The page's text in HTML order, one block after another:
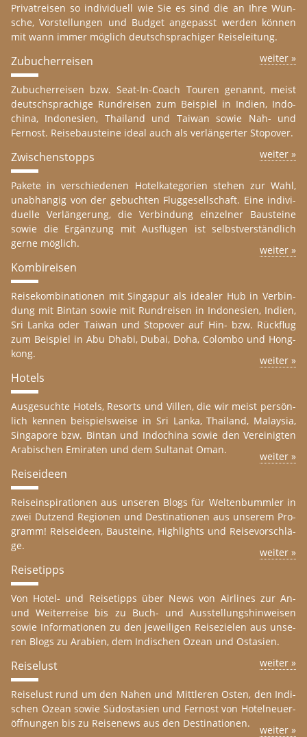
Pri­va­t­reis­en so in­di­vi­du­ell wie Sie es sind die an Ihre Wün­
sche, Vor­stel­lun­gen und Bud­get an­ge­passt wer­den kön­nen
mit wann immer mög­lich deutsch­spra­chi­ger Reisel­ei­t­ung.
wei­ter »
Zu­bu­cher­reis­en
Zu­bu­cher­reis­en bzw. Seat-In-Coach Tou­ren ge­nannt, meist
deutsch­spra­chi­ge Run­dreis­en zum Bei­spiel in In­di­en, In­do­
chi­na, In­do­ne­si­en, Thai­land und Tai­wan sowie Nah- und
Fernost. Reise­bau­s­tei­ne ideal auch als ver­län­ger­ter Sto­po­ver.
wei­ter »
Zwi­schen­stopps
Pa­ke­te in ver­schie­de­nen Ho­tel­ka­te­go­ri­en ste­hen zur Wahl,
un­ab­hän­gig von der ge­buch­ten Flug­gesell­schaft. Eine in­di­vi­
du­el­le Ver­län­ge­r­ung, die Ver­bin­dung ein­zel­ner Bau­s­tei­ne
sowie die Er­gänzung mit Aus­flü­gen ist selbst­ver­st­änd­lich
gerne mög­lich.
wei­ter »
Kom­bi­reis­en
Rei­se­kom­bi­na­tio­nen mit Sin­ga­pur als idea­ler Hub in Ver­bin­
dung mit Bin­tan sowie mit Run­dreis­en in In­do­ne­si­en, In­di­en,
Sri Lanka oder Tai­wan und Sto­po­ver auf Hin- bzw. Rück­flug
zum Bei­spiel in Abu Dhabi, Dubai, Doha, Co­lom­bo und Hong­
kong.
wei­ter »
Ho­tels
Aus­g­e­s­uch­te Ho­tels, Re­sorts und Vil­len, die wir meist per­sön­
lich ken­nen bei­spielsweise in Sri Lanka, Thai­land, Ma­lay­sia,
Sin­ga­po­re bzw. Bin­tan und In­do­chi­na sowie den Ver­ei­nig­ten
Ara­bi­schen Emira­ten und dem Sul­ta­nat Oman.
wei­ter »
Reis­ei­de­en
Reis­ein­spi­ra­tio­nen aus un­se­ren Blogs für Wel­ten­bumm­ler in
zwei Dut­zend Re­gio­nen und De­st­i­na­tio­nen aus un­se­rem Pro­
gramm! Reis­ei­de­en, Bau­s­tei­ne, High­lights und Reise­vor­schlä­
ge.
wei­ter »
Rei­s­e­tipps
Von Ho­tel- und Rei­s­e­tipps über News von Air­li­nes zur An-
und Wei­ter­reise bis zu Buch- und Auss­tel­lungshin­wei­sen
sowie In­forma­tio­nen zu den je­wei­li­gen Reis­e­zie­len aus un­se­
ren Blogs zu Arabi­en, dem In­di­schen Ozean und Os­ta­si­en.
wei­ter »
Reisel­ust
Reisel­ust rund um den Nahen und Mitt­le­ren Osten, den In­di­
schen Ozean sowie Süd­os­ta­si­en und Fernost von Ho­tel­neu­er­
öff­nun­gen bis zu Reis­e­news aus den De­st­i­na­tio­nen.
wei­ter »